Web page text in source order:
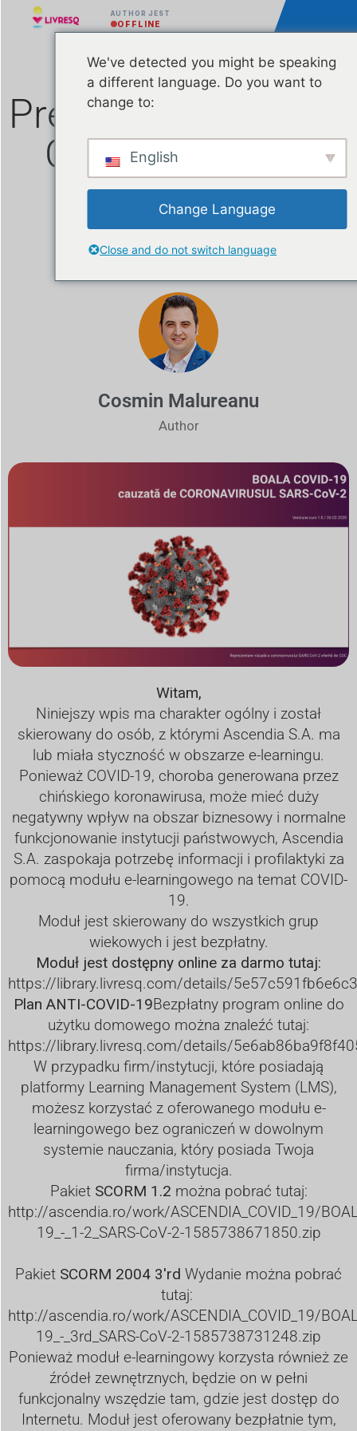
AUTHOR JEST
OFFLINE
Prezentacja i środki
CORONAVIRUS
Bezpłatny moduł e-
Cosmin Malureanu
Author
Witam,
Niniejszy wpis ma charakter ogólny i został
skierowany do osób, z którymi Ascendia S.A. ma
lub miała styczność w obszarze e-learningu.
Ponieważ COVID-19, choroba generowana przez
chińskiego koronawirusa, może mieć duży
negatywny wpływ na obszar biznesowy i normalne
funkcjonowanie instytucji państwowych, Ascendia
S.A. zaspokaja potrzebę informacji i profilaktyki za
pomocą modułu e-learningowego na temat COVID-
19.
Moduł jest skierowany do wszystkich grup
wiekowych i jest bezpłatny.
Moduł jest dostępny online za darmo tutaj:
https://library.livresq.com/details/
Plan ANTI-COVID-19Bezpłatny program online do
użytku domowego można znaleźć tutaj:
https://library.livresq.com/details/
W przypadku firm/instytucji, które posiadają
platformy Learning Management System (LMS),
możesz korzystać z oferowanego modułu e-
learningowego bez ograniczeń w dowolnym
systemie nauczania, który posiada Twoja
firma/instytucja.
Pakiet SCORM 1.2 można pobrać tutaj:
http://ascendia.ro/work/ASCENDIA_COVID_19/
19_-_1-2_SARS-CoV-2-1585738671850.zip
Pakiet SCORM 2004 3'rd Wydanie można pobrać
tutaj:
http://ascendia.ro/work/ASCENDIA_COVID_19/
19_-_3rd_SARS-CoV-2-1585738731248.zip
Ponieważ moduł e-learningowy korzysta również ze
źródeł zewnętrznych, będzie on w pełni
funkcjonalny wszędzie tam, gdzie jest dostęp do
Internetu. Moduł jest oferowany bezpłatnie tym,
We've detected you might be speaking
a different language. Do you want to
change to:
English
Change Language
Close and do not switch language